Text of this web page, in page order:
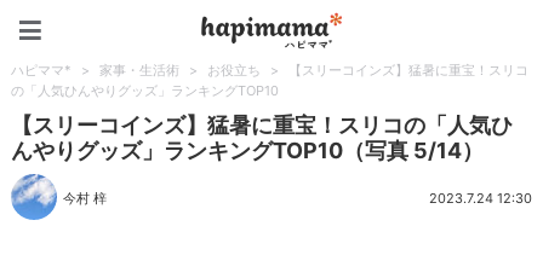
ハピママ* > 家事・生活術 > お役立ち >
【スリーコインズ】猛暑に重宝！スリコ
の「人気ひんやりグッズ」ランキングTOP10
【スリーコインズ】猛暑に重宝！スリコの「人気ひ
んやりグッズ」ランキングTOP10（写真 5/14）
今村 梓 2023.7.24 12:30